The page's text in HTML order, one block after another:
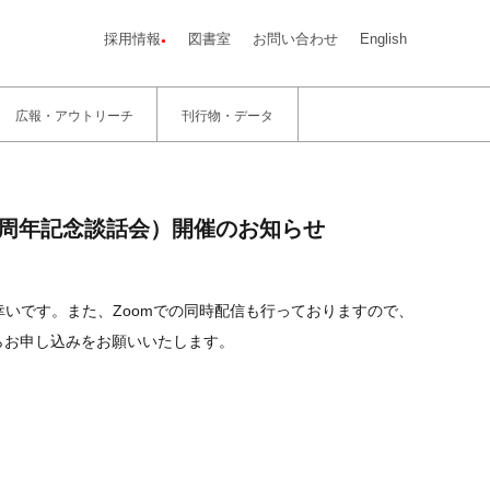
採用情報 図書室 お問い合わせ English
広報・アウトリーチ 刊行物・データ
年記念談話会）開催のお知らせ
です。また、Zoomでの同時配信も行っておりますので、
申し込みをお願いいたします。